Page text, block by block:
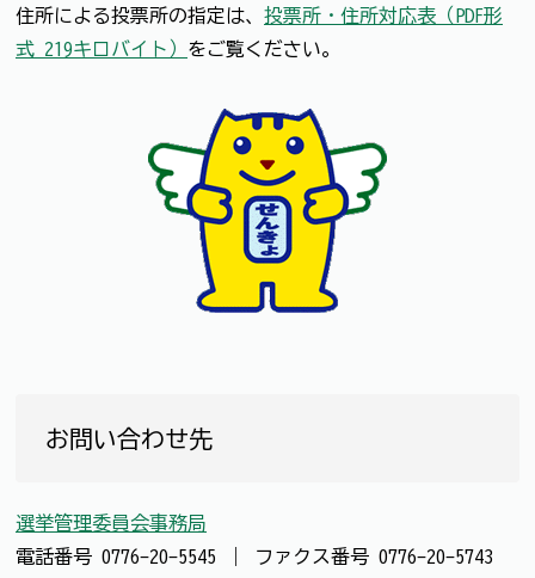
住所による投票所の指定は、 投票所・住所対応表（PDF形
式 219キロバイト） をご覧ください。
お問い合わせ先
選挙管理委員会事務局
電話番号 0776-20-5545 ファクス番号 0776-20-5743